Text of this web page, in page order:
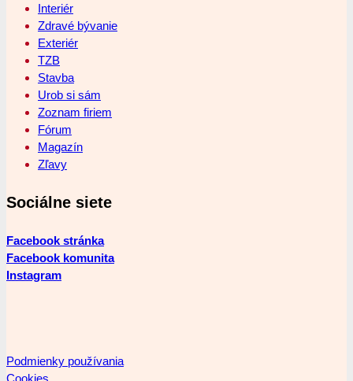
Interiér
Zdravé bývanie
Exteriér
TZB
Stavba
Urob si sám
Zoznam firiem
Fórum
Magazín
Zľavy
Sociálne siete
Facebook stránka
Facebook komunita
Instagram
Podmienky používania
Cookies